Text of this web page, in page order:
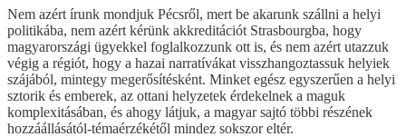
Nem azért írunk mondjuk Pécsről, mert be akarunk szállni a helyi
politikába, nem azért kérünk akkreditációt Strasbourgba, hogy
magyarországi ügyekkel foglalkozzunk ott is, és nem azért utazzuk
végig a régiót, hogy a hazai narratívákat visszhangoztassuk helyiek
szájából, mintegy megerősítésként. Minket egész egyszerűen a helyi
sztorik és emberek, az ottani helyzetek érdekelnek a maguk
komplexitásában, és ahogy látjuk, a magyar sajtó többi részének
hozzáállásától-témaérzékétől mindez sokszor eltér.